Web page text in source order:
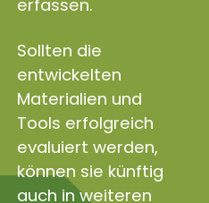
erfassen.
Sollten die
entwickelten
Materialien und
Tools erfolgreich
evaluiert werden,
können sie künftig
auch in weiteren